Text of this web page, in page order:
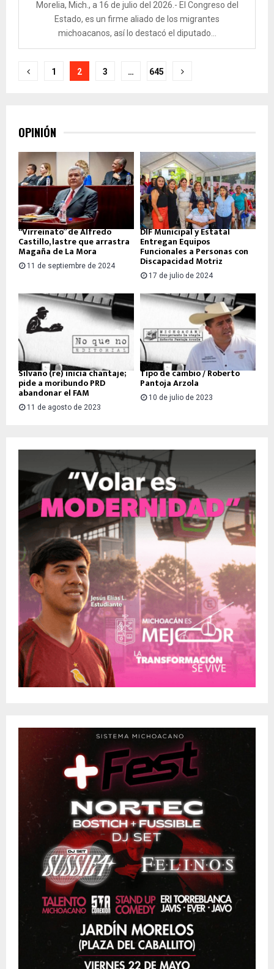
Morelia, Mich., a 16 de julio del 2026.- El Congreso del
Estado, es un firme aliado de los migrantes
michoacanos, así lo destacó el diputado...
Paginación
1 2 3 … 645
OPINIÓN
“Virreinato” de Alfredo
Castillo, lastre que arrastra
Magaña de La Mora
11 de septiembre de 2024
DIF Municipal y Estatal
Entregan Equipos
Funcionales a Personas con
Discapacidad Motriz
17 de julio de 2024
Silvano (re) inicia chantaje;
pide a moribundo PRD
abandonar el FAM
11 de agosto de 2023
Tipo de cambio / Roberto
Pantoja Arzola
10 de julio de 2023